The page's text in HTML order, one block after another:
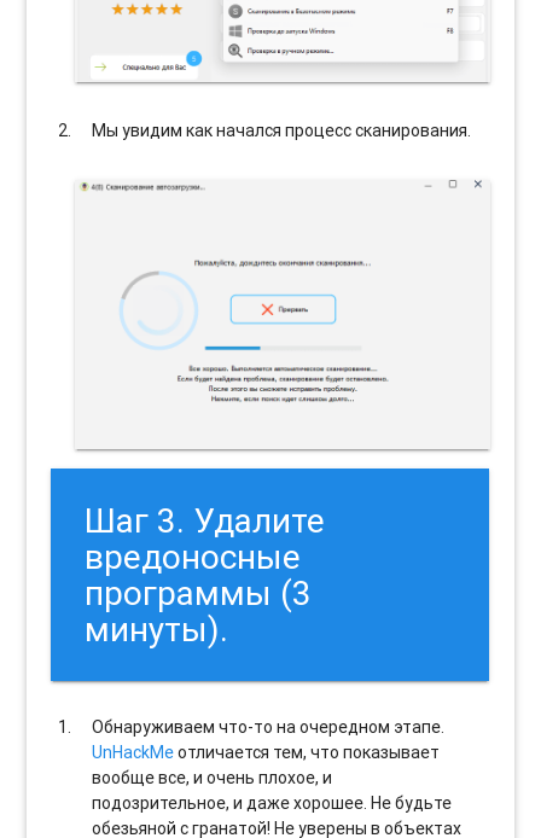
Мы увидим как начался процесс сканирования.
Шаг 3. Удалите
вредоносные
программы (3
минуты).
Обнаруживаем что-то на очередном этапе.
UnHackMeотличается тем, что показывает
вообще все, и очень плохое, и
подозрительное, и даже хорошее. Не будьте
обезьяной с гранатой! Не уверены в объектах